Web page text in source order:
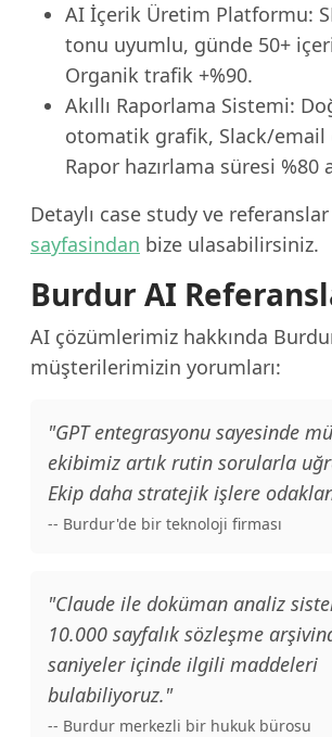
AI İçerik Üretim Platformu:
tonu uyumlu, günde 50+
Organik trafik +%90.
Akıllı Raporlama Sistemi:
otomatik grafik, Slack/email
Rapor hazırlama süresi %80
Detaylı case study ve
sayfasindan bize ulasabilirsiniz.
Burdur AI
AI çözümlerimiz hakkında
müşterilerimizin yorumları:
"GPT entegrasyonu sayesinde
ekibimiz artık rutin sorularla
Ekip daha stratejik işlere
-- Burdur'de bir teknoloji firması
"Claude ile doküman analiz
10.000 sayfalık sözleşme
saniyeler içinde ilgili maddeleri
bulabiliyoruz."
-- Burdur merkezli bir hukuk bürosu